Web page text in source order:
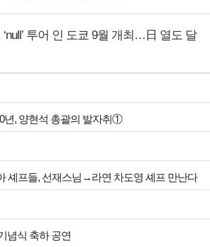
‘null’ 투어 인 도쿄 9월 개최…日 열도 달
년, 양현석 총괄의 발자취①
셰프들, 선재스님→라연 차도영 셰프 만난다
념식 축하 공연